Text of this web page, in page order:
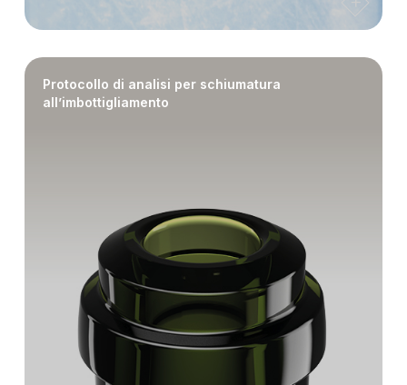
Protocollo di analisi per schiumatura
all’imbottigliamento